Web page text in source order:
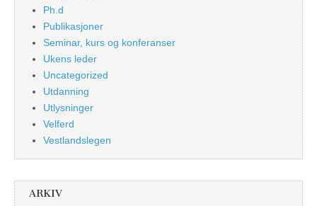
Ph.d
Publikasjoner
Seminar, kurs og konferanser
Ukens leder
Uncategorized
Utdanning
Utlysninger
Velferd
Vestlandslegen
ARKIV